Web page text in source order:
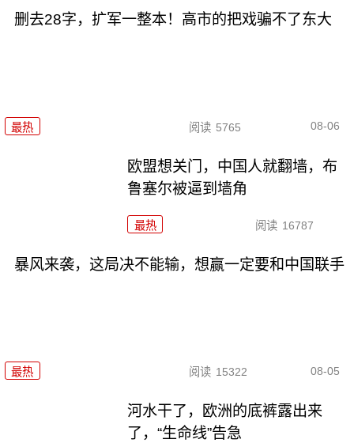
删去28字，扩军一整本！高市的把戏骗不了东大
最热 阅读 5765 08-06
欧盟想关门，中国人就翻墙，布
鲁塞尔被逼到墙角
最热 阅读 16787
暴风来袭，这局决不能输，想赢一定要和中国联手
最热 阅读 15322 08-05
河水干了，欧洲的底裤露出来
了，“生命线”告急